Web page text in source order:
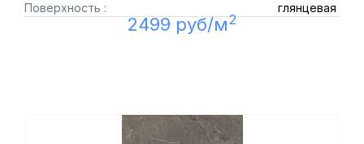
Поверхность :
глянцевая
2499 руб/м2